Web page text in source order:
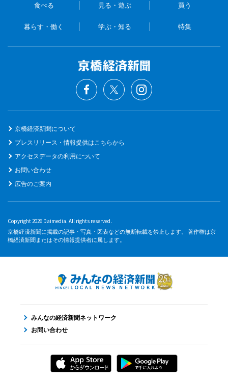
食べる 見る・遊ぶ 買う
暮らす・働く 学ぶ・知る 特集
京橋経済新聞について
プレスリリース・情報提供はこちらから
アクセスデータの利用について
お問い合わせ
広告のご案内
Copyright 2026 Daimedia. All rights reserved.
京橋経済新聞に掲載の記事・写真・図表などの無断転載を禁止します。 著作権は京
橋経済新聞またはその情報提供者に属します。
みんなの経済新聞ネットワーク
お問い合わせ